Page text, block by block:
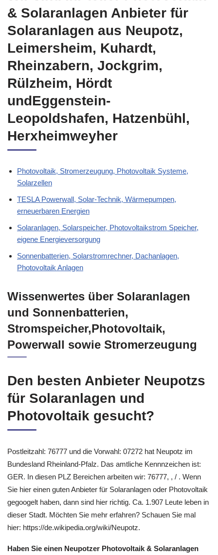
& Solaranlagen Anbieter für
Solaranlagen aus Neupotz,
Leimersheim, Kuhardt,
Rheinzabern, Jockgrim,
Rülzheim, Hördt
undEggenstein-
Leopoldshafen, Hatzenbühl,
Herxheimweyher
Photovoltaik, Stromerzeugung, Photovoltaik Systeme,
Solarzellen
TESLA Powerwall, Solar-Technik, Wärmepumpen,
erneuerbaren Energien
Solaranlagen, Solarspeicher, Photovoltaikstrom Speicher,
eigene Energieversorgung
Sonnenbatterien, Solarstromrechner, Dachanlagen,
Photovoltaik Anlagen
Wissenwertes über Solaranlagen
und Sonnenbatterien,
Stromspeicher,Photovoltaik,
Powerwall sowie Stromerzeugung
Den besten Anbieter Neupotzs
für Solaranlagen und
Photovoltaik gesucht?
Postleitzahl: 76777 und die Vorwahl: 07272 hat Neupotz im
Bundesland Rheinland-Pfalz. Das amtliche Kennnzeichen ist:
GER. In diesen PLZ Bereichen arbeiten wir: 76777, , / . Wenn
Sie hier einen guten Anbieter für Solaranlagen oder Photovoltaik
gegoogelt haben, dann sind hier richtig. Ca. 1.907 Leute leben in
dieser Stadt. Möchten Sie mehr erfahren? Schauen Sie mal
hier: https://de.wikipedia.org/wiki/Neupotz.
Haben Sie einen Neupotzer Photovoltaik & Solaranlagen